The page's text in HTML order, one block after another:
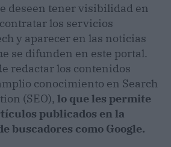
deseen tener visibilidad en
los servicios
y aparecer en las noticias
se difunden en este portal.
redactar los contenidos
conocimiento en Search
(SEO), lo que les permite
publicados en la
buscadores como Google.